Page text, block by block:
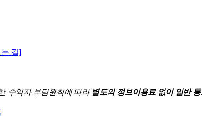
길]
수익자 부담원칙에 따라 별도의 정보이용료 없이 일반